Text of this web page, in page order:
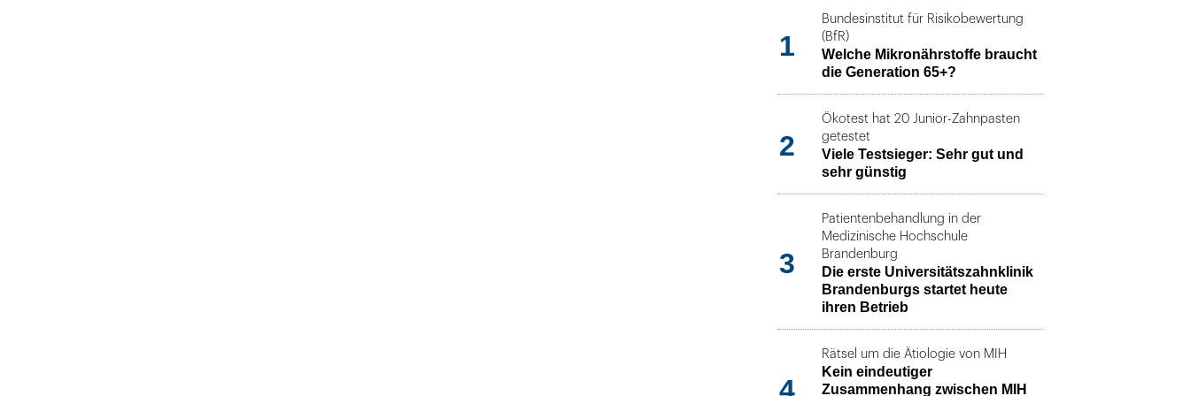
1
Bundesinstitut für Risikobewertung
(BfR)
Welche Mikronährstoffe braucht
die Generation 65+?
2
Ökotest hat 20 Junior-Zahnpasten
getestet
Viele Testsieger: Sehr gut und
sehr günstig
3
Patientenbehandlung in der
Medizinische Hochschule
Brandenburg
Die erste Universitätszahnklinik
Brandenburgs startet heute
ihren Betrieb
4
Rätsel um die Ätiologie von MIH
Kein eindeutiger
Zusammenhang zwischen MIH